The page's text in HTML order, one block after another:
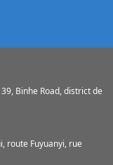
Binhe Road, district de
route Fuyuanyi, rue